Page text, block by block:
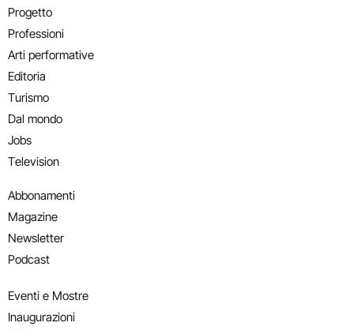
Progetto
Professioni
Arti performative
Editoria
Turismo
Dal mondo
Jobs
Television
Abbonamenti
Magazine
Newsletter
Podcast
Eventi e Mostre
Inaugurazioni